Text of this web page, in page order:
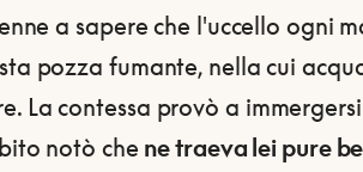
a sapere che l'uccello ogni
pozza fumante, nella cui
La contessa provò a
notò che ne traeva lei pure